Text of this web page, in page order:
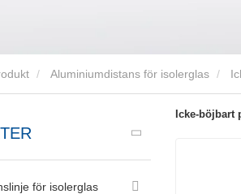
Aluminiumdistans för isolerglas
för isolerglas
Icke-